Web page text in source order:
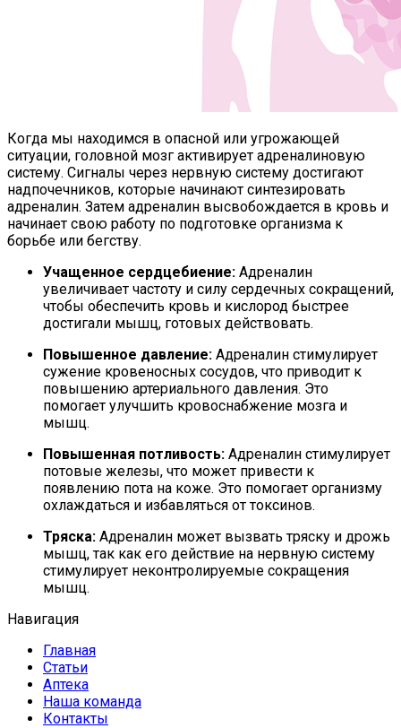
Когда мы находимся в опасной или угрожающей
ситуации, головной мозг активирует адреналиновую
систему. Сигналы через нервную систему достигают
надпочечников, которые начинают синтезировать
адреналин. Затем адреналин высвобождается в кровь и
начинает свою работу по подготовке организма к
борьбе или бегству.
Учащенное сердцебиение: Адреналин
увеличивает частоту и силу сердечных сокращений,
чтобы обеспечить кровь и кислород быстрее
достигали мышц, готовых действовать.
Повышенное давление: Адреналин стимулирует
сужение кровеносных сосудов, что приводит к
повышению артериального давления. Это
помогает улучшить кровоснабжение мозга и
мышц.
Повышенная потливость: Адреналин стимулирует
потовые железы, что может привести к
появлению пота на коже. Это помогает организму
охлаждаться и избавляться от токсинов.
Тряска: Адреналин может вызвать тряску и дрожь
мышц, так как его действие на нервную систему
стимулирует неконтролируемые сокращения
мышц.
Навигация
Главная
Статьи
Аптека
Наша команда
Контакты